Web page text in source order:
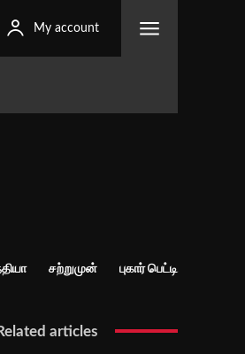
My account
சற்றுமுன் புகார் பெட்டி
articles